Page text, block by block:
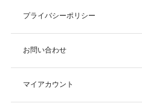
プライバシーポリシー
お問い合わせ
マイアカウント